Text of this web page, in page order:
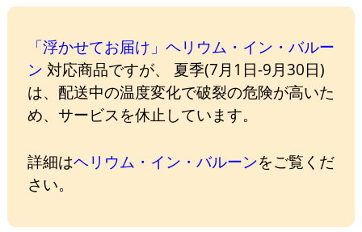
「浮かせてお届け」ヘリウム・イン・バルー
ン 対応商品ですが、 夏季(7月1日-9月30日)
は、配送中の温度変化で破裂の危険が高いた
め、サービスを休止しています。
詳細はヘリウム・イン・バルーンをご覧くだ
さい。